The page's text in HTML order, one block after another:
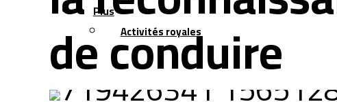
Plus
Activités royales
de conduire